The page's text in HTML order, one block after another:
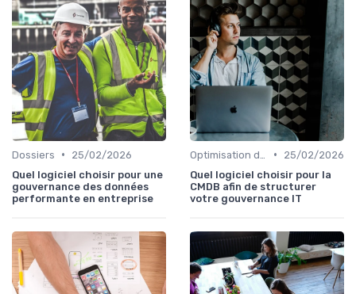
Dossiers •
25/02/2026
Quel logiciel choisir pour une
gouvernance des données
performante en entreprise
•
25/02/2026
Quel logiciel choisir pour la
CMDB afin de structurer
votre gouvernance IT